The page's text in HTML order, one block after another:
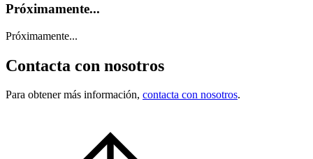
Próximamente...
Próximamente...
Contacta con nosotros
Para obtener más información, contacta con nosotros.